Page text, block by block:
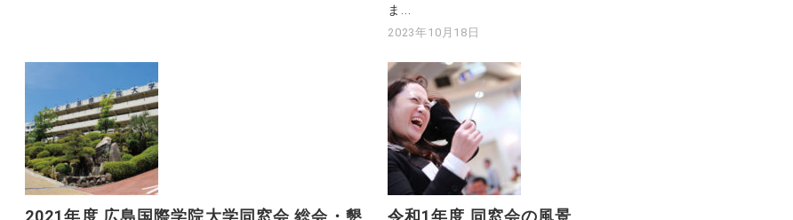
ま...
2023年10月18日
2021年度 広島国際学院大学同窓会 総会・懇
令和1年度 同窓会の風景